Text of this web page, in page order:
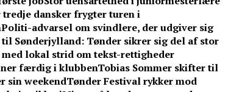
tredje dansker frygter turen i
Politi-advarsel om svindlere, der udgiver sig
Sønderjylland: Tønder sikrer sig del af stor
lokal strid om tekst-rettigheder
færdig i klubbenTobias Sommer skifter til
sin weekendTønder Festival rykker mod